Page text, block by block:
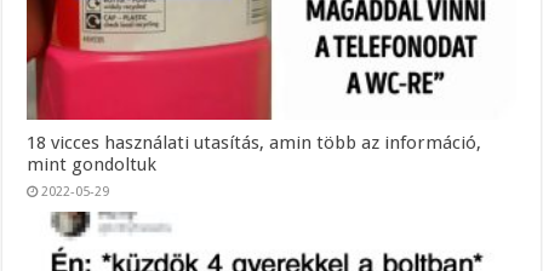
18 vicces használati utasítás, amin több az információ,
mint gondoltuk
2022-05-29